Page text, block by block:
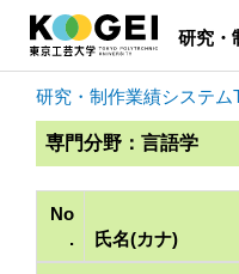
研究・
研究・制作業績システム
専門分野：言語学
No
.
氏名(カナ)